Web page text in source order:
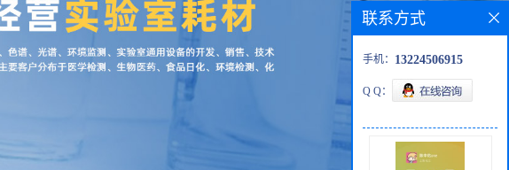
联系方式
手机： 13224506915
Q Q：